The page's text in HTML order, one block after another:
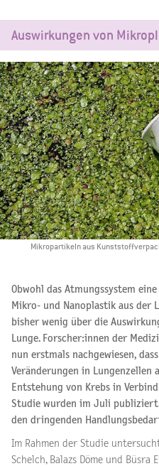
Auswirkungen von
Mikropartikeln aus
Obwohl das Atmungssystem
Mikro- und Nanoplastik aus der
bisher wenig über die
Lunge. Forscher:innen der
nun erstmals nachgewiesen,
Veränderungen in Lungenzellen
Entstehung von Krebs in
Studie wurden im Juli
den dringenden
Im Rahmen der Studie
Schelch, Balazs Döme und Büsra